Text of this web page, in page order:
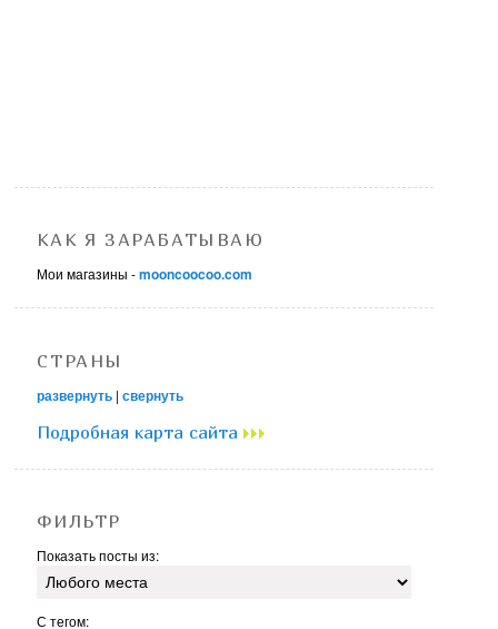
КАК Я ЗАРАБАТЫВАЮ
Мои магазины -mooncoocoo.com
СТРАНЫ
развернуть |свернуть
Подробная карта сайта
ФИЛЬТР
Показать посты из:
С тегом: